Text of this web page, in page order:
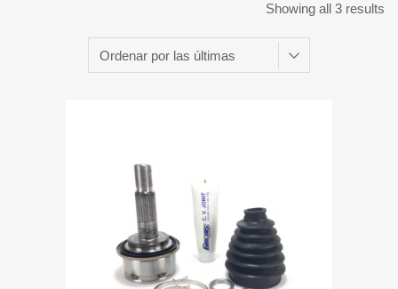
Showing all 3 results
Add to Wishlist
Add to Compare